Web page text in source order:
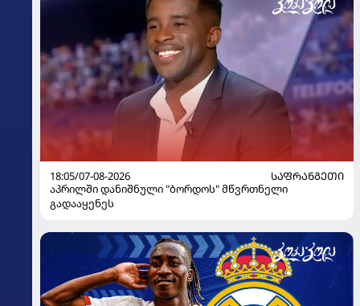
18:05/07-08-2026
ᲡᲐᲤᲠᲐᲜᲒᲔᲗᲘ
აპრილში დანიშნული "ბორდოს" მწვრთნელი
გადააყენეს